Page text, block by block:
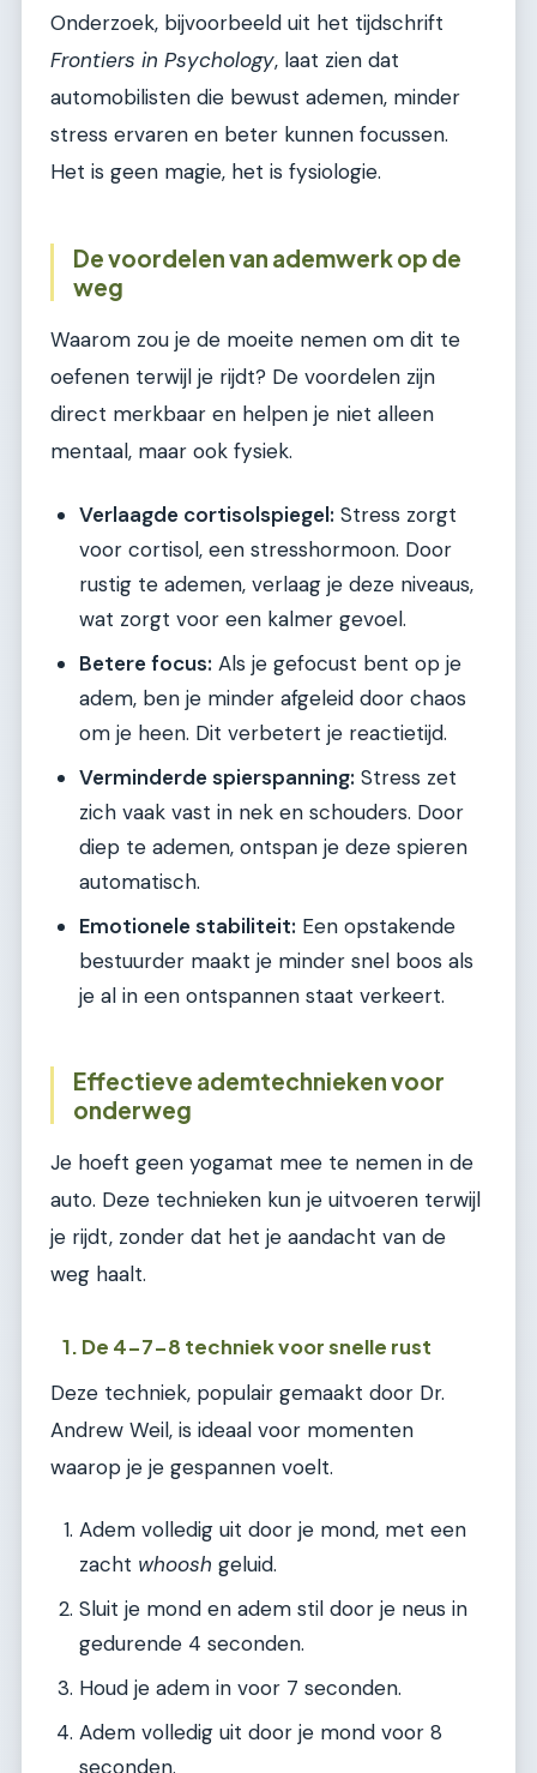
Onderzoek, bijvoorbeeld uit het tijdschrift
Frontiers in Psychology, laat zien dat
automobilisten die bewust ademen, minder
stress ervaren en beter kunnen focussen.
Het is geen magie, het is fysiologie.
De voordelen van ademwerk op de
weg
Waarom zou je de moeite nemen om dit te
oefenen terwijl je rijdt? De voordelen zijn
direct merkbaar en helpen je niet alleen
mentaal, maar ook fysiek.
Verlaagde cortisolspiegel: Stress zorgt
voor cortisol, een stresshormoon. Door
rustig te ademen, verlaag je deze niveaus,
wat zorgt voor een kalmer gevoel.
Betere focus: Als je gefocust bent op je
adem, ben je minder afgeleid door chaos
om je heen. Dit verbetert je reactietijd.
Verminderde spierspanning: Stress zet
zich vaak vast in nek en schouders. Door
diep te ademen, ontspan je deze spieren
automatisch.
Emotionele stabiliteit: Een opstakende
bestuurder maakt je minder snel boos als
je al in een ontspannen staat verkeert.
Effectieve ademtechnieken voor
onderweg
Je hoeft geen yogamat mee te nemen in de
auto. Deze technieken kun je uitvoeren terwijl
je rijdt, zonder dat het je aandacht van de
weg haalt.
1. De 4-7-8 techniek voor snelle rust
Deze techniek, populair gemaakt door Dr.
Andrew Weil, is ideaal voor momenten
waarop je je gespannen voelt.
Adem volledig uit door je mond, met een
zacht whoosh geluid.
Sluit je mond en adem stil door je neus in
gedurende 4 seconden.
Houd je adem in voor 7 seconden.
Adem volledig uit door je mond voor 8
seconden.